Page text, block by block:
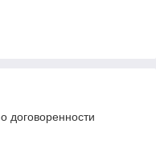
договоренности